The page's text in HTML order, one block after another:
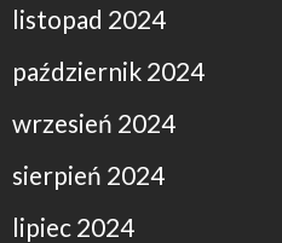
listopad 2024
październik 2024
wrzesień 2024
sierpień 2024
lipiec 2024